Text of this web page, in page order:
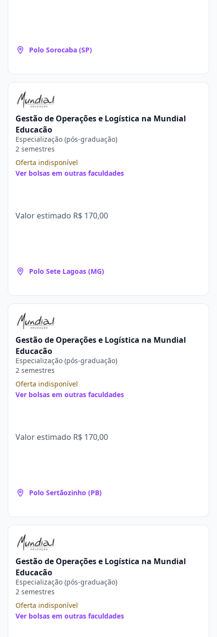
Polo Sorocaba (SP)
Gestão de Operações e Logística na Mundial
Educação
Especialização (pós-graduação)
2 semestres
Oferta indisponível
Ver bolsas em outras faculdades
Valor estimado R$ 170,00
Polo Sete Lagoas (MG)
Gestão de Operações e Logística na Mundial
Educação
Especialização (pós-graduação)
2 semestres
Oferta indisponível
Ver bolsas em outras faculdades
Valor estimado R$ 170,00
Polo Sertãozinho (PB)
Gestão de Operações e Logística na Mundial
Educação
Especialização (pós-graduação)
2 semestres
Oferta indisponível
Ver bolsas em outras faculdades